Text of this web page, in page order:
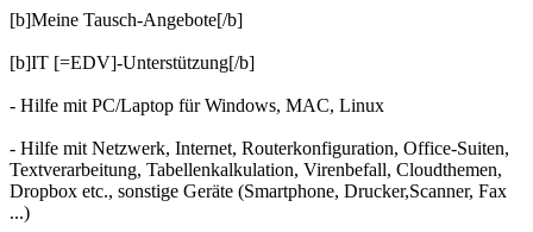
[b]Meine Tausch-Angebote[/b]
[b]IT [=EDV]-Unterstützung[/b]
- Hilfe mit PC/Laptop für Windows, MAC, Linux
- Hilfe mit Netzwerk, Internet, Routerkonfiguration, Office-Suiten,
Textverarbeitung, Tabellenkalkulation, Virenbefall, Cloudthemen,
Dropbox etc., sonstige Geräte (Smartphone, Drucker,Scanner, Fax
...)